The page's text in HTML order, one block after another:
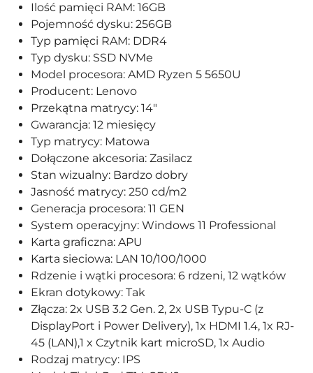
Ilość pamięci RAM: 16GB
Pojemność dysku: 256GB
Typ pamięci RAM: DDR4
Typ dysku: SSD NVMe
Model procesora: AMD Ryzen 5 5650U
Producent: Lenovo
Przekątna matrycy: 14"
Gwarancja: 12 miesięcy
Typ matrycy: Matowa
Dołączone akcesoria: Zasilacz
Stan wizualny: Bardzo dobry
Jasność matrycy: 250 cd/m2
Generacja procesora: 11 GEN
System operacyjny: Windows 11 Professional
Karta graficzna: APU
Karta sieciowa: LAN 10/100/1000
Rdzenie i wątki procesora: 6 rdzeni, 12 wątków
Ekran dotykowy: Tak
Złącza: 2x USB 3.2 Gen. 2, 2x USB Typu-C (z
DisplayPort i Power Delivery), 1x HDMI 1.4, 1x RJ-
45 (LAN),1 x Czytnik kart microSD, 1x Audio
Rodzaj matrycy: IPS